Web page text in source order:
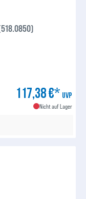
117,38 €* UVP
Nicht auf Lager